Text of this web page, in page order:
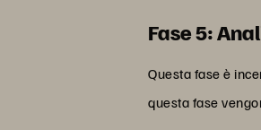
Fase 5:
Questa fase è
questa fase